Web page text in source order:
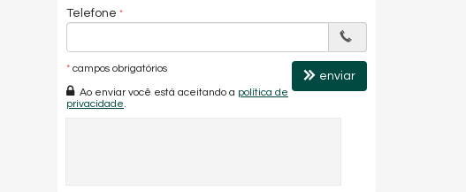
Telefone
* campos obrigatórios
Ao enviar você está aceitando a política de
privacidade
enviar